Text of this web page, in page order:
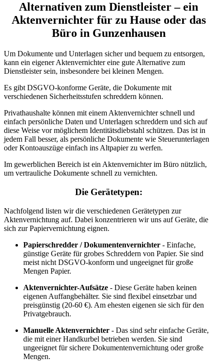
Alternativen zum Dienstleister – ein
Aktenvernichter für zu Hause oder das
Büro in Gunzenhausen
Um Dokumente und Unterlagen sicher und bequem zu entsorgen,
kann ein eigener Aktenvernichter eine gute Alternative zum
Dienstleister sein, insbesondere bei kleinen Mengen.
Es gibt DSGVO-konforme Geräte, die Dokumente mit
verschiedenen Sicherheitsstufen schreddern können.
Privathaushalte können mit einem Aktenvernichter schnell und
einfach persönliche Daten und Unterlagen schreddern und sich auf
diese Weise vor möglichem Identitätsdiebstahl schützen. Das ist in
jedem Fall besser, als persönliche Dokumente wie Steuerunterlagen
oder Kontoauszüge einfach ins Altpapier zu werfen.
Im gewerblichen Bereich ist ein Aktenvernichter im Büro nützlich,
um vertrauliche Dokumente schnell zu vernichten.
Die Gerätetypen:
Nachfolgend listen wir die verschiedenen Gerätetypen zur
Aktenvernichtung auf. Dabei konzentrieren wir uns auf Geräte, die
sich zur Papiervernichtung eignen.
Papierschredder / Dokumentenvernichter - Einfache,
günstige Geräte für grobes Schreddern von Papier. Sie sind
meist nicht DSGVO-konform und ungeeignet für große
Mengen Papier.
Aktenvernichter-Aufsätze - Diese Geräte haben keinen
eigenen Auffangbehälter. Sie sind flexibel einsetzbar und
preisgünstig (20-60 €). Am ehesten eigenen sie sich für den
Privatgebrauch.
Manuelle Aktenvernichter - Das sind sehr einfache Geräte,
die mit einer Handkurbel betrieben werden. Sie sind
ungeeignet für sichere Dokumentenvernichtung oder große
Mengen.